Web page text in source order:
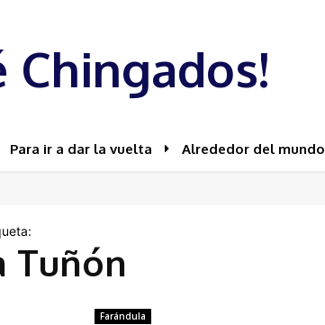
Chingados!
Para ir a dar la vuelta Alrededor del mundo
Tuñón
Farándula